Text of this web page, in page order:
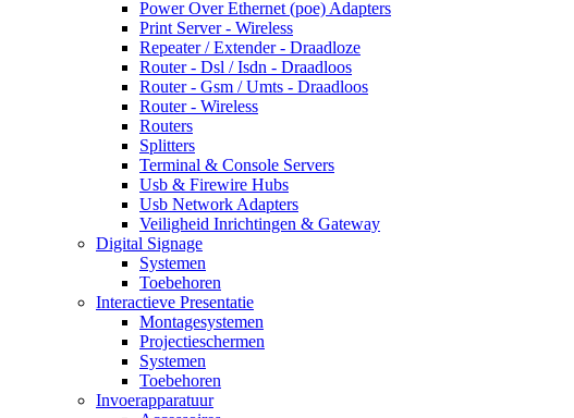
Power Over Ethernet (poe) Adapters
Print Server - Wireless
Repeater / Extender - Draadloze
Router - Dsl / Isdn - Draadloos
Router - Gsm / Umts - Draadloos
Router - Wireless
Routers
Splitters
Terminal & Console Servers
Usb & Firewire Hubs
Usb Network Adapters
Veiligheid Inrichtingen & Gateway
Digital Signage
Systemen
Toebehoren
Interactieve Presentatie
Montagesystemen
Projectieschermen
Systemen
Toebehoren
Invoerapparatuur